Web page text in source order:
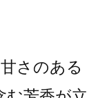
さのある